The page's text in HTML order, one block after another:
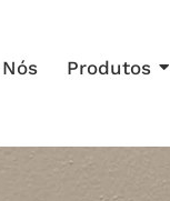
Produtos